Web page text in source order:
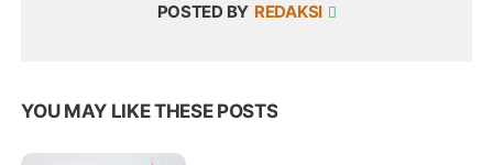
POSTED BY REDAKSI
YOU MAY LIKE THESE POSTS